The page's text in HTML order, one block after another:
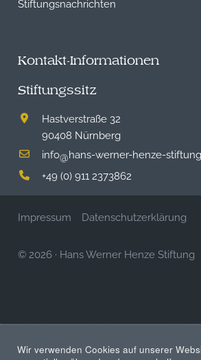
Kontakt-Informationen
Stiftungssitz
Hastverstraße 32
90408 Nürnberg
info@hans-werner-henze-
+49 (0) 911 2373862
Impressum Datenschutzerklärung
© 2026 · Hans Werner Henze Stiftung
Wir verwenden Cookies auf unserer